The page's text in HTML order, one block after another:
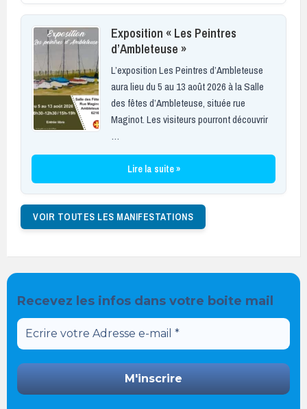
Exposition « Les Peintres
d’Ambleteuse »
L’exposition Les Peintres d’Ambleteuse
aura lieu du 5 au 13 août 2026 à la Salle
des fêtes d’Ambleteuse, située rue
Maginot. Les visiteurs pourront découvrir
…
Lire la suite »
VOIR TOUTES LES MANIFESTATIONS
Recevez les infos dans votre boite mail